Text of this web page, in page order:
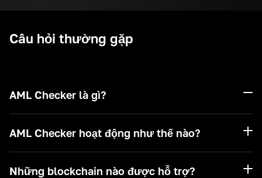
Câu hỏi thường gặp
AML Checker là gì?
AML Checker hoạt động như thế nào?
Những blockchain nào được hỗ trợ?